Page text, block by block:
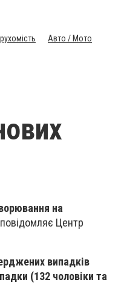
Авто / Мото
на
Центр
випадків
(132 чоловіки та